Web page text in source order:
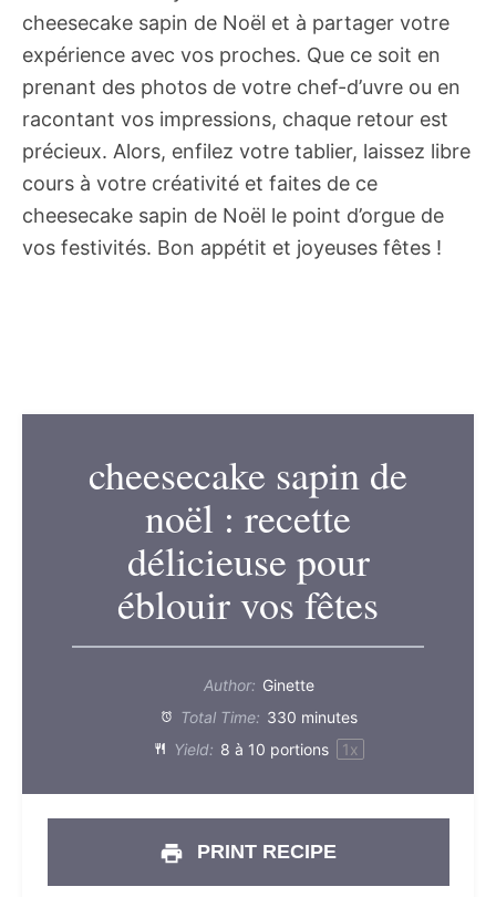
cheesecake sapin de Noël et à partager votre
expérience avec vos proches. Que ce soit en
prenant des photos de votre chef-d’uvre ou en
racontant vos impressions, chaque retour est
précieux. Alors, enfilez votre tablier, laissez libre
cours à votre créativité et faites de ce
cheesecake sapin de Noël le point d’orgue de
vos festivités. Bon appétit et joyeuses fêtes !
cheesecake sapin de
noël : recette
délicieuse pour
éblouir vos fêtes
Author: Ginette
Total Time: 330 minutes
Yield: 8 à 10 portions 1x
PRINT RECIPE